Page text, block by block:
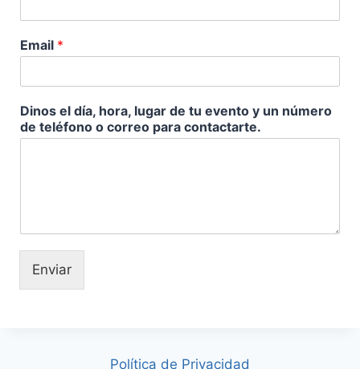
Email *
Dinos el día, hora, lugar de tu evento y un número
de teléfono o correo para contactarte.
Enviar
Política de Privacidad